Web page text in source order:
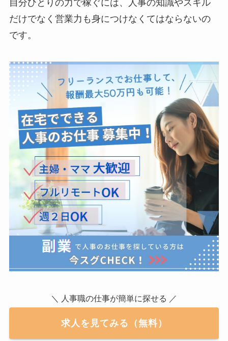
自分ひとりの力で稼ぐには、人事の知識やスキル
だけでなく営業力も身につけなくてはならないの
です。
＼ 人事職の仕事が簡単に探せる ／
求人を見てみる（無料）